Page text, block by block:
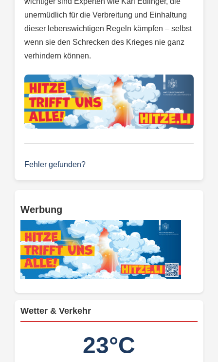
unermüdlich für die Verbreitung und Einhaltung
dieser lebenswichtigen Regeln kämpfen – selbst
wenn sie den Schrecken des Krieges nie ganz
verhindern können.
Fehler gefunden?
Werbung
Wetter & Verkehr
23°C